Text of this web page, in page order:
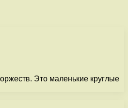
Это маленькие круглые